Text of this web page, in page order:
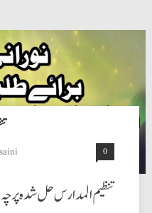
0
تنظیم المدارس حل شدہ